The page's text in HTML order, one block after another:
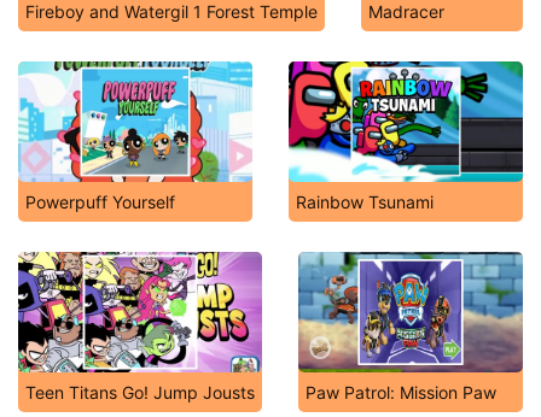
Fireboy and Watergil 1 Forest Temple Madracer
Powerpuff Yourself Rainbow Tsunami
Teen Titans Go! Jump Jousts Paw Patrol: Mission Paw